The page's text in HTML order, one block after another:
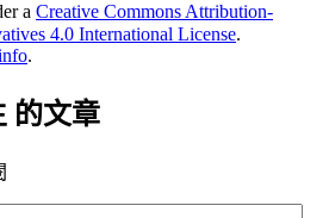
a Creative Commons Attribution-
4.0 International License.
.
的文章